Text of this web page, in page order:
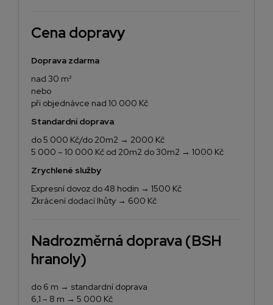
Cena dopravy
Doprava zdarma
nad 30 m²
nebo
při objednávce nad 10 000 Kč
Standardní doprava
do 5 000 Kč/do 20m2 → 2000 Kč
5 000 – 10 000 Kč od 20m2 do 30m2 → 1000 Kč
Zrychlené služby
Expresní dovoz do 48 hodin → 1500 Kč
Zkrácení dodací lhůty → 600 Kč
Nadrozměrná doprava (BSH
hranoly)
do 6 m → standardní doprava
6,1 – 8 m → 5 000 Kč